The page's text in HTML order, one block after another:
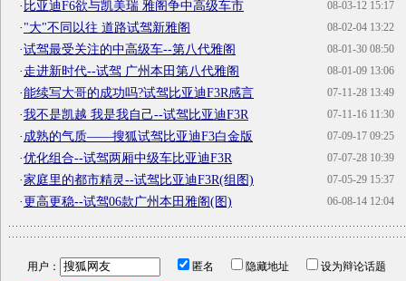
08-03-12 15:17
· 比亚迪F6欲与凯美瑞 雅阁争中高级车市
08-02-04 13:22
·"大"不同以往 道路试驾新雅阁
08-01-30 08:50
·试驾最受关注的中高级车--第八代雅阁
08-01-09 13:06
·走进新时代--试驾 广州本田第八代雅阁
07-11-28 13:49
·能续写大哥的成功吗?试驾比亚迪F3R感言
07-11-16 11:30
·我不是凯越 我是我自己--试驾比亚迪F3R
07-09-17 09:25
·成熟的气质——搜狐试驾比亚迪F3白金版
07-07-28 10:39
·优化组合--试驾两厢中级车比亚迪F3R
07-05-29 15:37
·家庭里的都市精灵--试驾比亚迪F3R(组图)
06-08-14 12:04
·更高更稳--试驾06款广州本田雅阁(图)
用户： 匿名 隐藏地址
设为辩论话题